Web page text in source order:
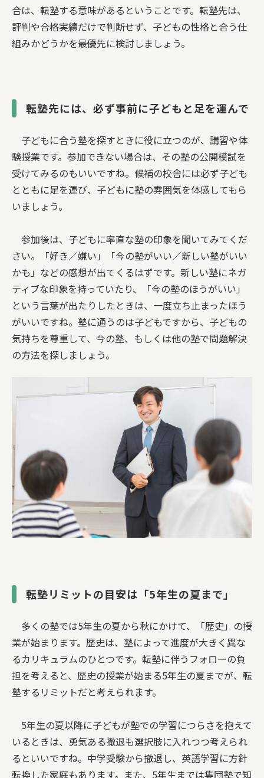
合は、転塾する意味があるということです。転塾先は、
評判や合格実績だけで判断せず、子どもの性格と合う仕
組みかどうかを最優先に検討しましょう。
転塾先には、必ず事前に子どもと足を運んで
子どもに合う塾を探すときに役に立つのが、講習や体
験授業です。参加できない場合は、その塾の公開模試を
受けてみるのもいいですね。候補の校舎には必ず子ども
とともに足を運び、子どもに塾の雰囲気を体感してもら
いましょう。
参加後は、子どもに率直な塾の印象を聞いてみてくだ
さい。「好き／嫌い」「今の塾がいい／新しい塾がいい
かも」などの感想が出てくるはずです。新しい塾にネガ
ティブな印象を持っていたり、「今の塾のほうがいい」
という言葉が出たりしたときは、一度立ち止まったほう
がいいですね。塾に通うのは子どもですから、子どもの
気持ちを尊重して、今の塾、もしくは他の塾で問題解決
の方法を探しましょう。
転塾リミットの目安は「5年生の夏まで」
多くの塾では5年生の夏から秋にかけて、「歴史」の授
業が始まります。歴史は、塾によって進度が大きく異な
るカリキュラムのひとつです。転塾に伴うフォローの負
担を考えると、歴史の授業が始まる5年生の夏までが、転
塾するリミットだと考えられます。
5年生の夏以降に子どもが塾での学習につらさを抱えて
いるときは、勇気ある撤退も選択肢に入れつつ考えられ
るといいですね。中学受験から撤退し、英語学習に方針
転換した家庭もあります。また、5年生までは集団塾で知